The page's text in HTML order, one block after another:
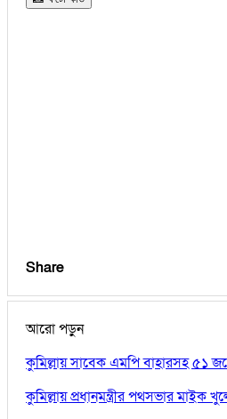
Share
আরো পড়ুন
কুমিল্লায় সাবেক এমপি বাহারসহ ৫১
কুমিল্লায় প্রধানমন্ত্রীর পথসভার